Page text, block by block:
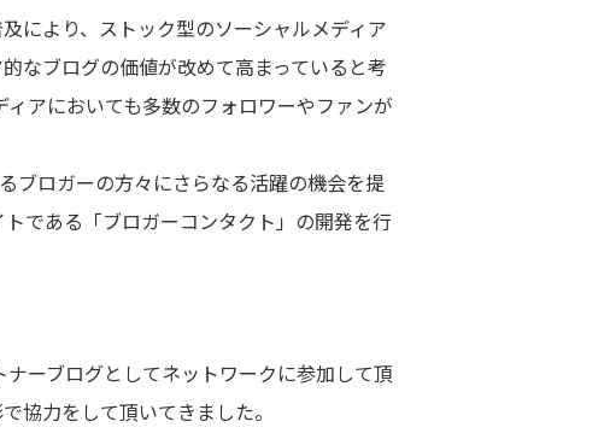
により、ストック型のソーシャルメディア
なブログの価値が改めて高まっていると考
アにおいても多数のフォロワーやファンが
ブロガーの方々にさらなる活躍の機会を提
である「ブロガーコンタクト」の開発を行
ーブログとしてネットワークに参加して頂
協力をして頂いてきました。